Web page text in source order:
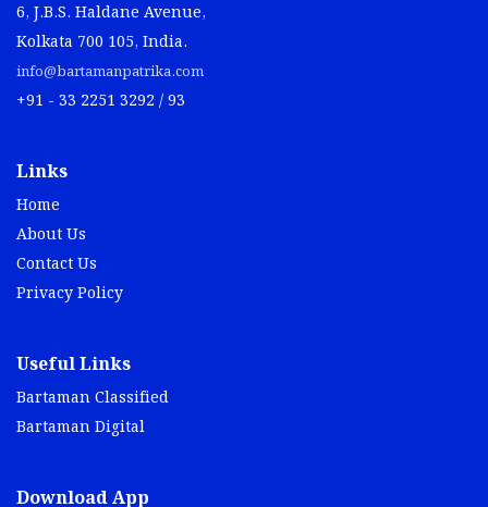
6, J.B.S. Haldane Avenue,
Kolkata 700 105, India.
info@bartamanpatrika.com
+91 - 33 2251 3292 / 93
Links
Home
About Us
Contact Us
Privacy Policy
Useful Links
Bartaman Classified
Bartaman Digital
Download App